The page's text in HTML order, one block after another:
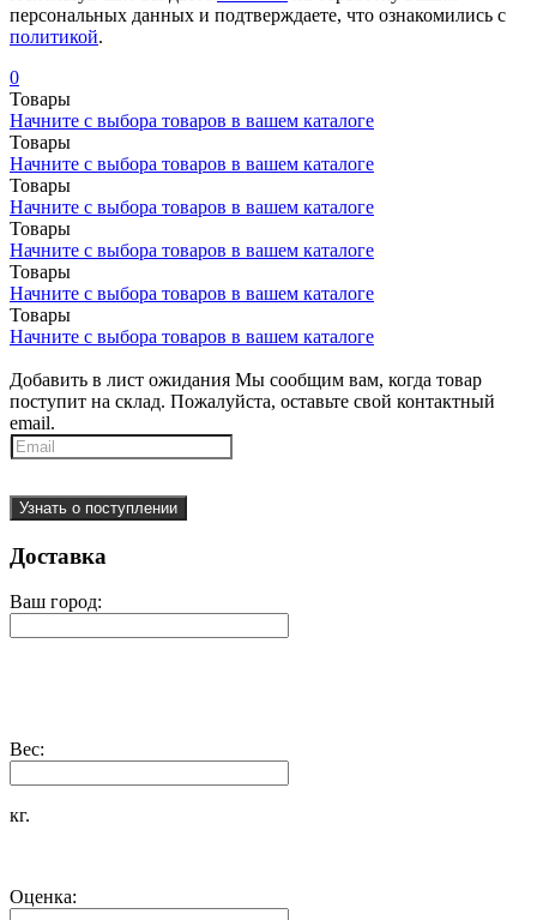
персональных данных и подтверждаете, что ознакомились с
политикой.
0
Товары
Начните с выбора товаров в вашем каталоге
Товары
Начните с выбора товаров в вашем каталоге
Товары
Начните с выбора товаров в вашем каталоге
Товары
Начните с выбора товаров в вашем каталоге
Товары
Начните с выбора товаров в вашем каталоге
Товары
Начните с выбора товаров в вашем каталоге
Добавить в лист ожидания Мы сообщим вам, когда товар
поступит на склад. Пожалуйста, оставьте свой контактный
email.
Узнать о поступлении
Доставка
Ваш город:
Вес:
кг.
Оценка: